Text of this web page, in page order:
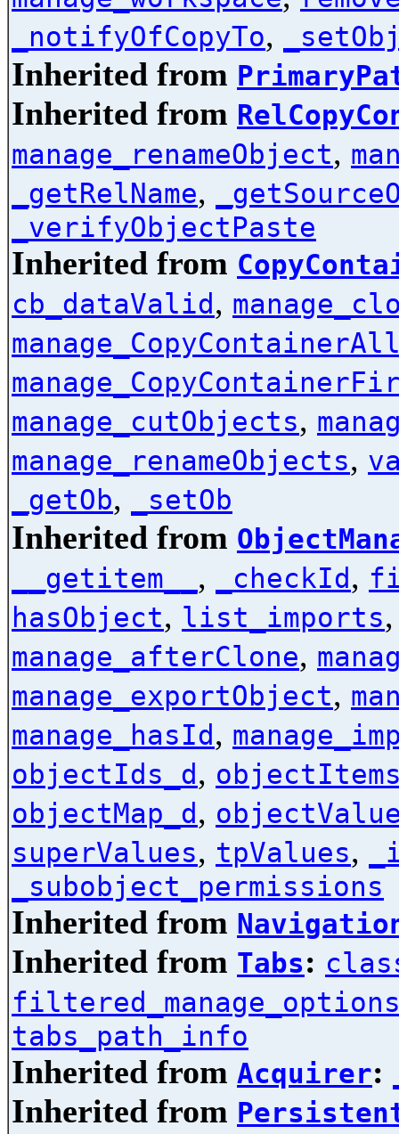
_notifyOfCopyTo,
Inherited from
Inherited from
manage_renameObject,
_getRelName,
_verifyObjectPaste
Inherited from
cb_dataValid ,
manage_cutObjects,
manage_renameObjects,
_getOb, _setOb
Inherited from
__getitem__ , _checkId ,
hasObject, list_imports
manage_afterClone,
manage_exportObject,
manage_hasId ,
objectIds_d ,
objectMap_d ,
superValues, tpValues,
_subobject_permissions
Inherited from
Inherited from Tabs:
tabs_path_info
Inherited from Acquirer:
Inherited from